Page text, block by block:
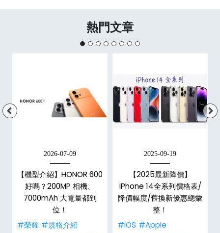
熱門文章
2026-07-09
【機型介紹】HONOR 600
好嗎？200MP 相機、
7000mAh 大電量都到
位！
#榮耀 #規格介紹
2025-09-19
【2025最新降價】
iPhone 14全系列價格表/
降價幅度/舊換新優惠總彙
整！
#iOS #Apple